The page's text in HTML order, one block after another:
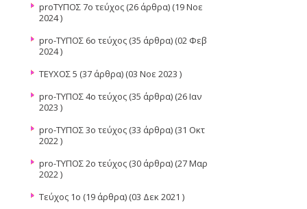
proΤΥΠΟΣ 7ο τεύχος (26 άρθρα) (19 Νοε
2024 )
pro-ΤΥΠΟΣ 6ο τεύχος (35 άρθρα) (02 Φεβ
2024 )
ΤΕΥΧΟΣ 5 (37 άρθρα) (03 Νοε 2023 )
pro-TYΠΟΣ 4ο τεύχος (35 άρθρα) (26 Ιαν
2023 )
pro-ΤΥΠΟΣ 3ο τεύχος (33 άρθρα) (31 Οκτ
2022 )
pro-ΤΥΠΟΣ 2ο τεύχος (30 άρθρα) (27 Μαρ
2022 )
Τεύχος 1ο (19 άρθρα) (03 Δεκ 2021 )